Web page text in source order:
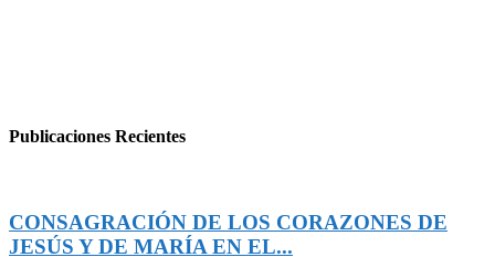
Publicaciones Recientes
CONSAGRACIÓN DE LOS CORAZONES DE
JESÚS Y DE MARÍA EN EL...